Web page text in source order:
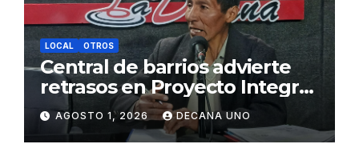
LOCAL OTROS
Central de barrios advierte
retrasos en Proyecto Integral
de Agua y Alcantarillado para
Juliaca
AGOSTO 1, 2026 DECANA UNO